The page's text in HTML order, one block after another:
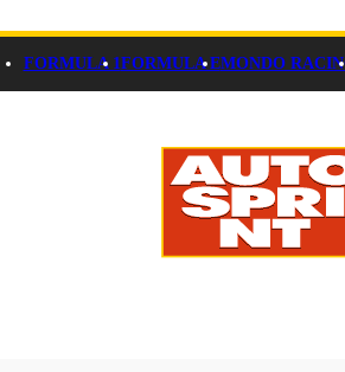
FORMULA 1FORMULA EMONDO